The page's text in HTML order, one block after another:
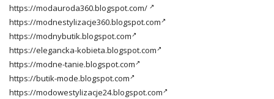
https://modauroda360.blogspot.com/
https://modnestylizacje360.blogspot.com
https://modnybutik.blogspot.com
https://elegancka-kobieta.blogspot.com
https://modne-tanie.blogspot.com
https://butik-mode.blogspot.com
https://modowestylizacje24.blogspot.com